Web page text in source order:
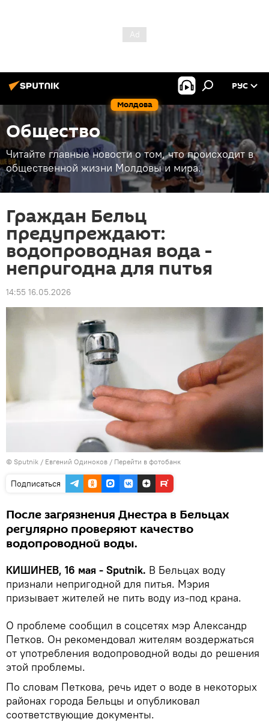
Молдова
РУС
Общество
Читайте главные новости о том, что происходит в
общественной жизни Молдовы и мира.
Граждан Бельц
предупреждают:
водопроводная вода -
непригодна для питья
14:55 16.05.2026
© Sputnik / Евгений Одиноков / Перейти в фотобанк
Подписаться
После загрязнения Днестра в Бельцах
регулярно проверяют качество
водопроводной воды.
КИШИНЕВ, 16 мая - Sputnik. В Бельцах воду
признали непригодной для питья. Мэрия
призывает жителей не пить воду из-под крана.
О проблеме сообщил в соцсетях мэр Александр
Петков. Он рекомендовал жителям воздержаться
от употребления водопроводной воды до решения
этой проблемы.
По словам Петкова, речь идет о воде в некоторых
районах города Бельцы и опубликовал
соответствующие документы.